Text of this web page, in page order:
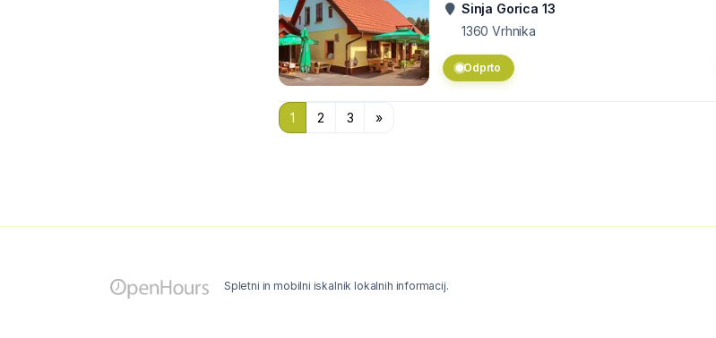
Sinja Gorica 13
1360 Vrhnika
Odprto
1 2 3 »
Spletni in mobilni iskalnik lokalnih informacij.